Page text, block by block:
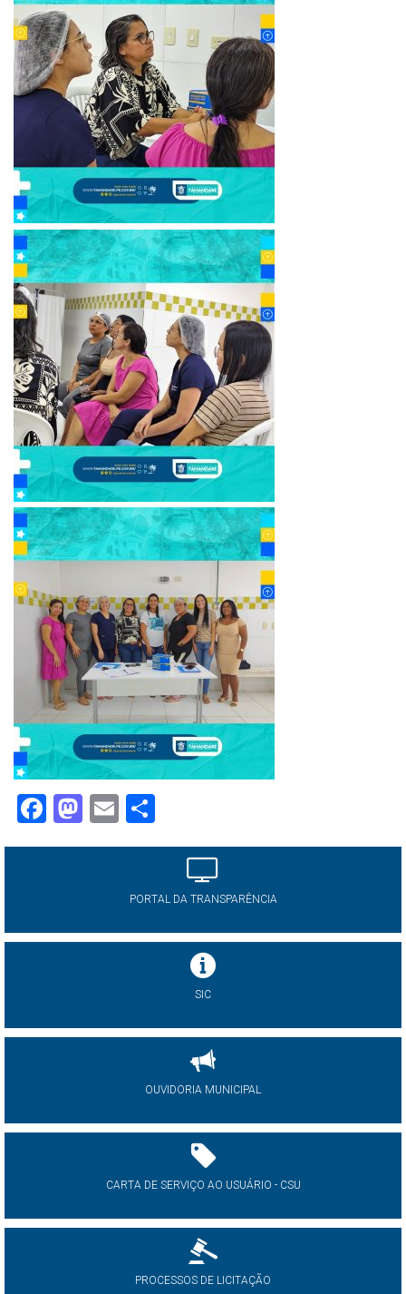
Facebook
Mastodon
Email
PORTAL DA TRANSPARÊNCIA
SIC
OUVIDORIA MUNICIPAL
CARTA DE SERVIÇO AO USUÁRIO - CSU
PROCESSOS DE LICITAÇÃO